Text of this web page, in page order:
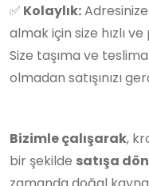
✅ Kolaylık:
almak için size hızlı
Size taşıma ve
olmadan satışınızı
Bizimle çalışarak,
bir şekilde satışa